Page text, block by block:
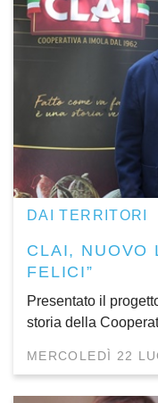
DAI TERRITORI
CLAI, NUOVO
FELICI”
Presentato il
storia della
MERCOLEDÌ 22